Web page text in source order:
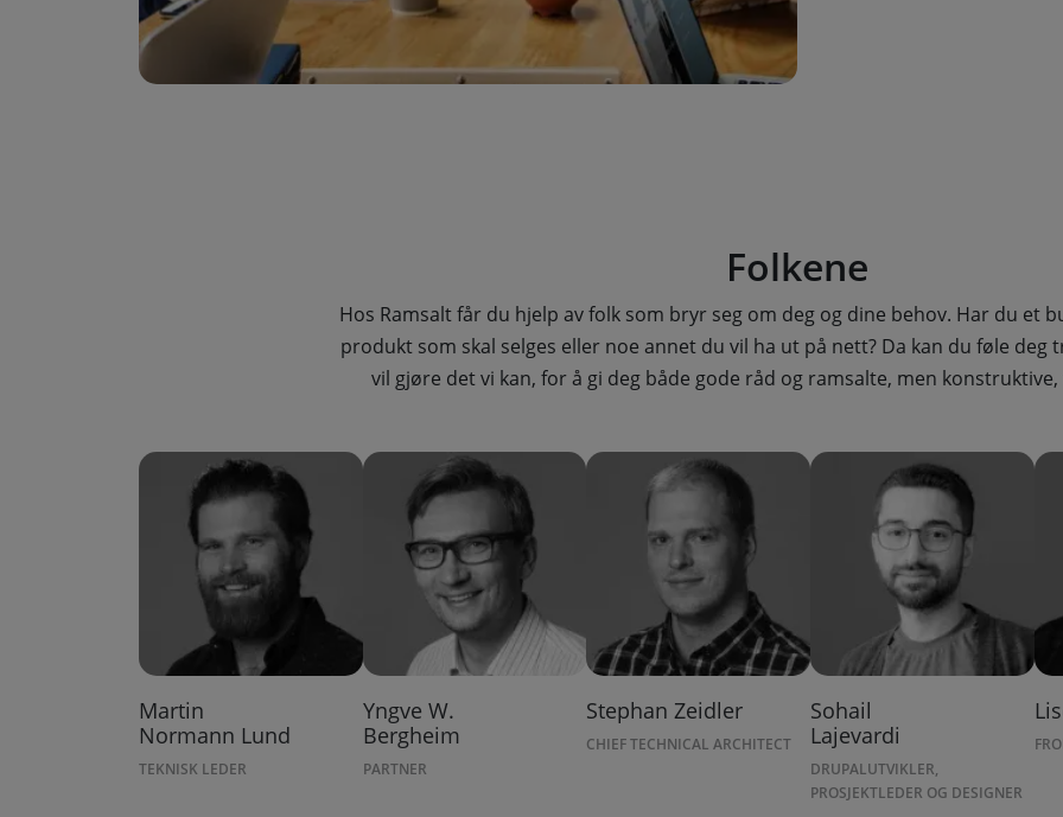
Folkene
Hos Ramsalt får du hjelp av folk som bryr seg om deg og dine behov. Har du et
produkt som skal selges eller noe annet du vil ha ut på nett? Da kan du føle deg
vil gjøre det vi kan, for å gi deg både gode råd og ramsalte, men
Martin
Normann Lund
TEKNISK LEDER
Yngve W.
Bergheim
PARTNER
Stephan Zeidler
CHIEF TECHNICAL ARCHITECT
Sohail
Lajevardi
DRUPALUTVIKLER,
PROSJEKTLEDER OG DESIGNER